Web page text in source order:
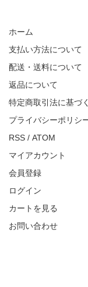
ホーム
支払い方法について
配送・送料について
返品について
特定商取引法に基づ
プライバシーポリシ
RSS /ATOM
マイアカウント
会員登録
ログイン
カートを見る
お問い合わせ